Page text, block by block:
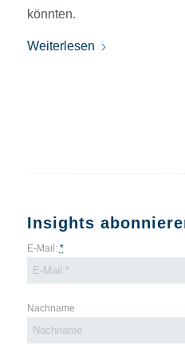
könnten.
Weiterlesen
Insights
E-Mail: *
Nachname